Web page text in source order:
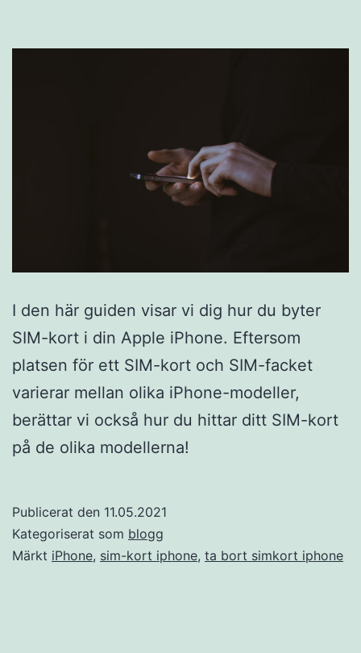
I den här guiden visar vi dig hur du byter
SIM-kort i din Apple iPhone. Eftersom
platsen för ett SIM-kort och SIM-facket
varierar mellan olika iPhone-modeller,
berättar vi också hur du hittar ditt SIM-kort
på de olika modellerna!
Publicerat den 11.05.2021
Kategoriserat som blogg
Märkt iPhone, sim-kort iphone, ta bort simkort iphone